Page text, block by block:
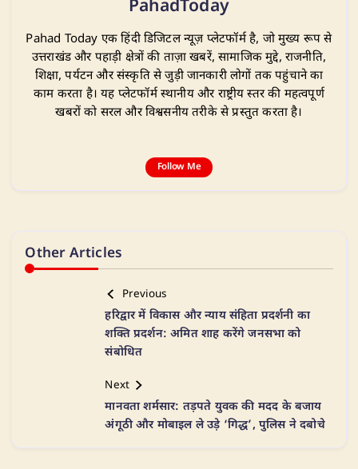
PahadToday
Pahad Today एक हिंदी डिजिटल न्यूज़ प्लेटफॉर्म है, जो मुख्य रूप से
उत्तराखंड और पहाड़ी क्षेत्रों की ताज़ा खबरें, सामाजिक मुद्दे, राजनीति,
शिक्षा, पर्यटन और संस्कृति से जुड़ी जानकारी लोगों तक पहुंचाने का
काम करता है। यह प्लेटफॉर्म स्थानीय और राष्ट्रीय स्तर की महत्वपूर्ण
खबरों को सरल और विश्वसनीय तरीके से प्रस्तुत करता है।
Follow Me
Other Articles
Previous
हरिद्वार में विकास और न्याय संहिता प्रदर्शनी का
शक्ति प्रदर्शन: अमित शाह करेंगे जनसभा को
संबोधित
Next
मानवता शर्मसार: तड़पते युवक की मदद के बजाय
अंगूठी और मोबाइल ले उड़े ‘गिद्ध’, पुलिस ने दबोचे